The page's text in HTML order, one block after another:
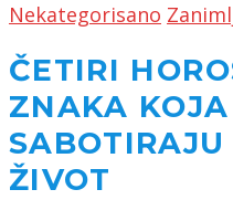
Nekategorisano
ČETIRI
ZNAKA
ŽIVOT